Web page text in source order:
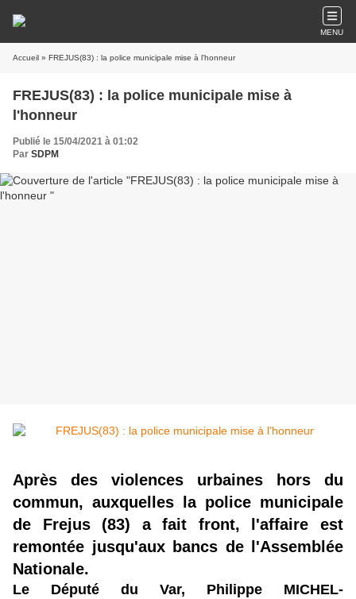
MENU
Accueil » FREJUS(83) : la police municipale mise à l'honneur
FREJUS(83) : la police municipale mise à
l'honneur
Publié le 15/04/2021 à 01:02
Par SDPM
Après des violences urbaines hors du
commun, auxquelles la police municipale
de Frejus (83) a fait front, l'affaire est
remontée jusqu'aux bancs de l'Assemblée
Nationale.
Le Député du Var, Philippe MICHEL-